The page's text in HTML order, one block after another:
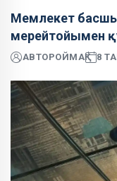
Мемлекет
мерейтойымен
АВТОРОЙМАҚ 8